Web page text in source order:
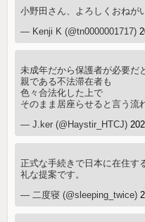
小野田さん、よろしくおねが
— Kenji K (@tn0000001717)
未成年だから保護者が必要だ
親である不法滞在者も
色々合法化した上で
そのまま居座らせると言う流
— J.ker (@Haystir_HTCJ)
正式な手続きで日本に在住す
礼な提案です。
— 二度寝 (@sleeping_twice)